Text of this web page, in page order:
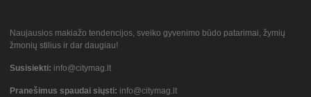
Naujausios makiažo tendencijos, sveiko gyvenimo būdo patarimai, žymių
žmonių stilius ir dar daugiau!
Susisiekti: info@citymag.lt
Pranešimus spaudai siųsti: info@citymag.lt